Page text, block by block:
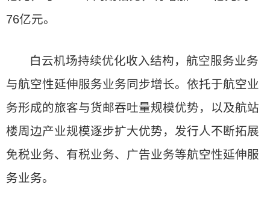
76亿元。
白云机场持续优化收入结构，航空服务业务
与航空性延伸服务业务同步增长。依托于航空业
务形成的旅客与货邮吞吐量规模优势，以及航站
楼周边产业规模逐步扩大优势，发行人不断拓展
免税业务、有税业务、广告业务等航空性延伸服
务业务。